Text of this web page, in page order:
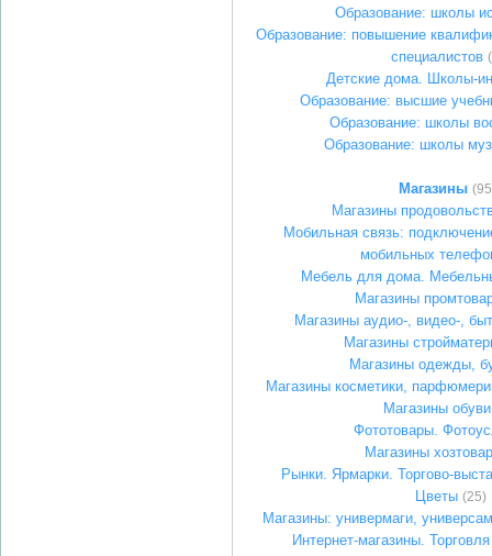
Образование: школы
Образование: повышение
специалистов
Детские дома. Школы-
Образование: высшие
Образование: школы
Образование: школы
Магазины
Магазины
Мобильная связь:
мобильных
Мебель для дома.
Магазины
Магазины аудио-, видео-,
Магазины
Магазины одежды,
Магазины косметики,
Магазины обуви
Фототовары.
Магазины
Рынки. Ярмарки. Торгово-
Цветы (25)
Магазины: универмаги,
Интернет-магазины.